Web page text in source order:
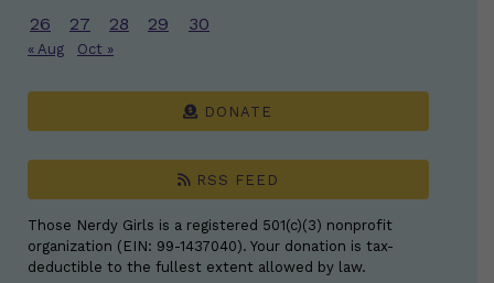
26
27 28 29 30
« Aug Oct »
DONATE
RSS FEED
Those Nerdy Girls is a registered 501(c)(3) nonprofit
organization (EIN: 99-1437040). Your donation is tax-
deductible to the fullest extent allowed by law.